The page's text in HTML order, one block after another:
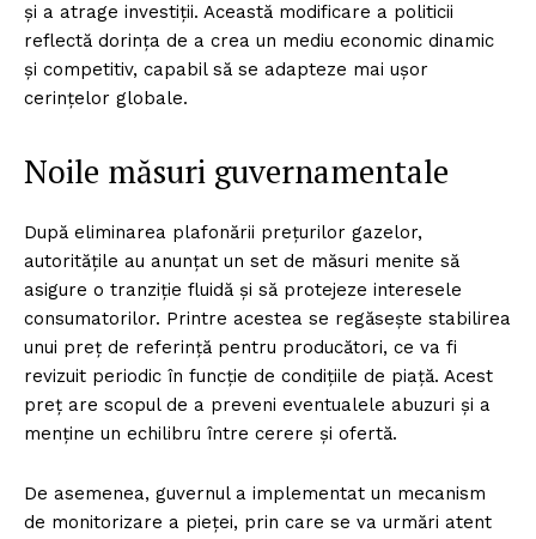
și a atrage investiții. Această modificare a politicii
reflectă dorința de a crea un mediu economic dinamic
și competitiv, capabil să se adapteze mai ușor
cerințelor globale.
Noile măsuri guvernamentale
După eliminarea plafonării prețurilor gazelor,
autoritățile au anunțat un set de măsuri menite să
asigure o tranziție fluidă și să protejeze interesele
consumatorilor. Printre acestea se regăsește stabilirea
unui preț de referință pentru producători, ce va fi
revizuit periodic în funcție de condițiile de piață. Acest
preț are scopul de a preveni eventualele abuzuri și a
menține un echilibru între cerere și ofertă.
De asemenea, guvernul a implementat un mecanism
de monitorizare a pieței, prin care se va urmări atent